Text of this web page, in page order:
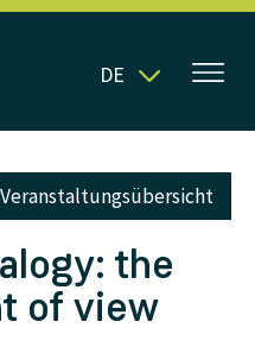
DE
Veranstaltungsübersicht
the
of view